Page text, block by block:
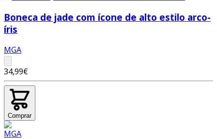
Boneca de jade com ícone de alto estilo arco-
íris
MGA
34,99€
Comprar